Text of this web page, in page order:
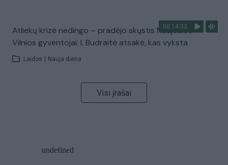
00:14:33
Atliekų krizė nedingo – pradėjo skųstis Naujosios
Vilnios gyventojai: I. Budraitė atsakė, kas vyksta
Laidos Nauja diena
Visi įrašai